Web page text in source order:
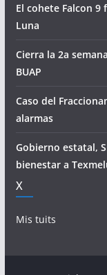
El cohete Falcon
Luna
Cierra la 2a
BUAP
Caso del
alarmas
Gobierno estatal,
bienestar a
X
Mis tuits